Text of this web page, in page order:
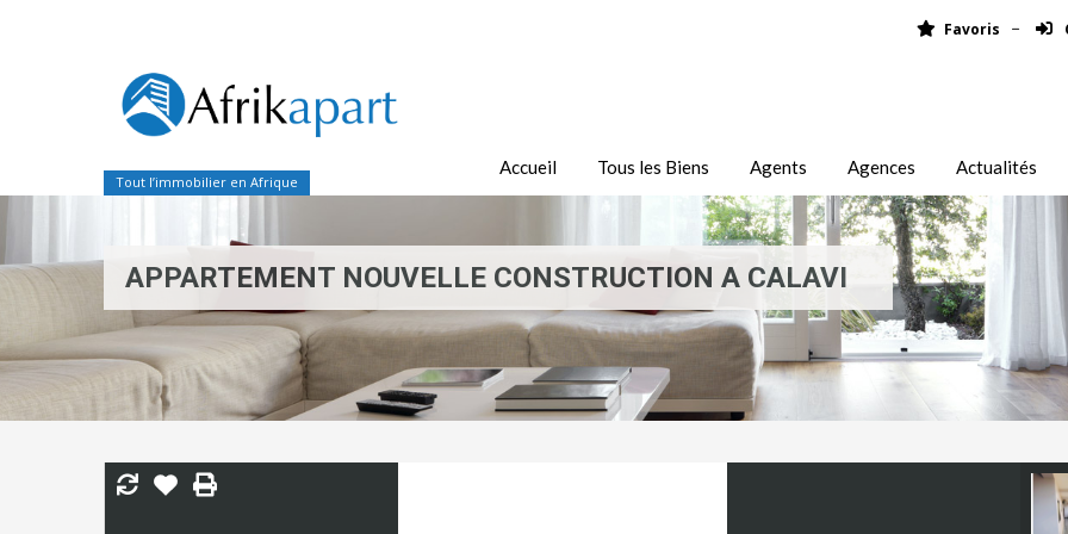
Favoris
Tout l’immobilier en Afrique
Accueil Tous les Biens Agents Agences Actualités
APPARTEMENT NOUVELLE CONSTRUCTION A CALAVI